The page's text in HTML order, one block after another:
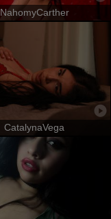
NahomyCarther
CatalynaVega